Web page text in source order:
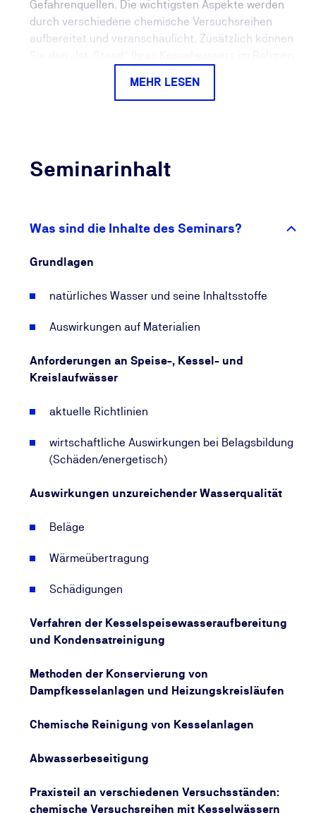
Gefahrenquellen. Die wichtigsten Aspekte werden
durch verschiedene chemische Versuchsreihen
aufbereitet und veranschaulicht. Zusätzlich können
Kesselwasserproben zur Weiterbildung mit.
Seminarteilnehmenden bietet der Lehrgang
Dieses Seminar ist als Fortbildung für Kesselwärter
MEHR LESEN
Seminarinhalt
Was sind die Inhalte des Seminars?
Grundlagen
natürliches Wasser und seine Inhaltsstoffe
Auswirkungen auf Materialien
Anforderungen an Speise-, Kessel- und
Kreislaufwässer
aktuelle Richtlinien
wirtschaftliche Auswirkungen bei Belagsbildung
(Schäden/energetisch)
Auswirkungen unzureichender Wasserqualität
Beläge
Wärmeübertragung
Schädigungen
Verfahren der Kesselspeisewasseraufbereitung
und Kondensatreinigung
Methoden der Konservierung von
Dampfkesselanlagen und Heizungskreisläufen
Chemische Reinigung von Kesselanlagen
Abwasserbeseitigung
Praxisteil an verschiedenen Versuchsständen:
chemische Versuchsreihen mit Kesselwässern